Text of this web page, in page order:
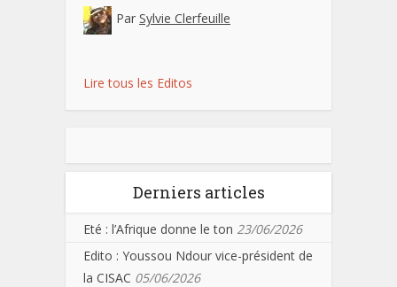
Par Sylvie Clerfeuille
Lire tous les Editos
Derniers articles
Eté : l’Afrique donne le ton 23/06/2026
Edito : Youssou Ndour vice-président de
la CISAC 05/06/2026